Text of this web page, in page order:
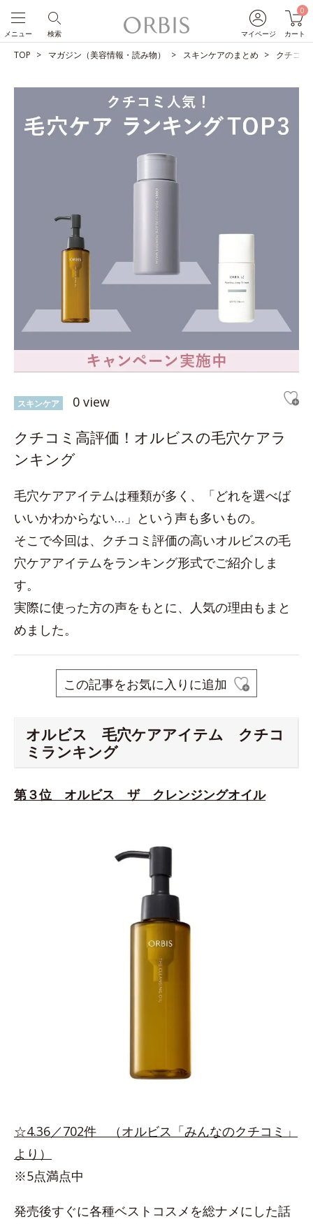
マイページ
0
カート
検索
メニュー
TOP マガジン（美容情報・読み物） スキンケアのまとめ クチコミ
スキンケア 0 view
クチコミ高評価！オルビスの毛穴ケアラ
ンキング
毛穴ケアアイテムは種類が多く、「どれを選べば
いいかわからない…」という声も多いもの。
そこで今回は、クチコミ評価の高いオルビスの毛
穴ケアアイテムをランキング形式でご紹介しま
す。
実際に使った方の声をもとに、人気の理由もまと
めました。
この記事をお気に入りに追加
オルビス 毛穴ケアアイテム クチコ
ミランキング
第３位 オルビス ザ クレンジングオイル
☆4.36／702件 （オルビス「みんなのクチコミ」
より）
※5点満点中
発売後すぐに各種ベストコスメを総ナメにした話